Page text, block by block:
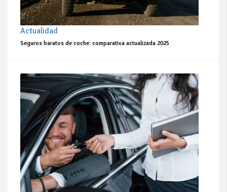
Actualidad
Seguros baratos de coche: comparativa actualizada 2025